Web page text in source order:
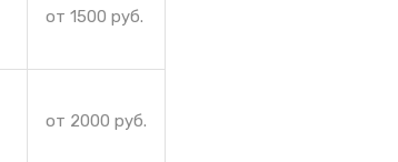
от 1500 руб.
от 2000 руб.